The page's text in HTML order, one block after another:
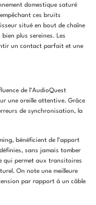
domestique saturé
ces bruits
situé en bout de chaîne
plus sereines. Les
un contact parfait et une
de l’AudioQuest
une oreille attentive. Grâce
de synchronisation, la
bénéficient de l’apport
sans jamais tomber
qui permet aux transitoires
On note une meilleure
par rapport à un câble